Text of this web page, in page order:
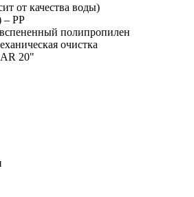
от качества воды)
– PP
полипропилен
очистка
20"